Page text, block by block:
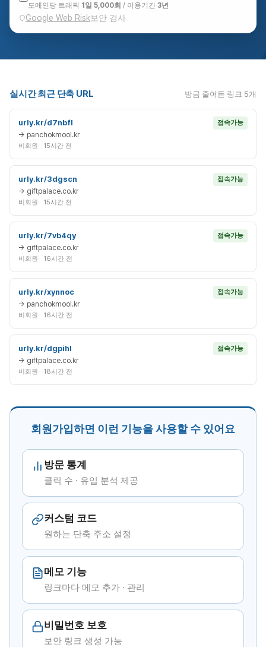
도메인당 트래픽 1일 5,000회 / 이용기간 3년
Google Web Risk보안 검사
실시간 최근 단축 URL 방금 줄어든 링크 5개
urly.kr/d7nbfl 접속가능
→ panchokmool.kr
비회원 15시간 전
urly.kr/3dgscn 접속가능
→ giftpalace.co.kr
비회원 15시간 전
urly.kr/7vb4qy 접속가능
→ giftpalace.co.kr
비회원 16시간 전
urly.kr/xynnoc 접속가능
→ panchokmool.kr
비회원 16시간 전
urly.kr/dgpihl 접속가능
→ giftpalace.co.kr
비회원 18시간 전
회원가입하면 이런 기능을 사용할 수 있어요
방문 통계
클릭 수 · 유입 분석 제공
커스텀 코드
원하는 단축 주소 설정
메모 기능
링크마다 메모 추가 · 관리
비밀번호 보호
보안 링크 생성 가능